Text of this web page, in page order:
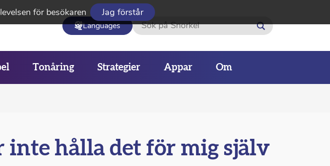
för besökaren Jag förstår
Languages Sök
Tonåring Strategier Appar Om
inte hålla det för mig själv